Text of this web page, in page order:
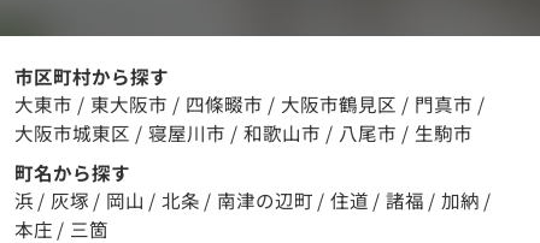
市区町村から探す
大東市 / 東大阪市 / 四條畷市 / 大阪市鶴見区 / 門真市 /
大阪市城東区 / 寝屋川市 / 和歌山市 / 八尾市 / 生駒市
町名から探す
浜 / 灰塚 / 岡山 / 北条 / 南津の辺町 / 住道 / 諸福 / 加納 /
本庄 / 三箇